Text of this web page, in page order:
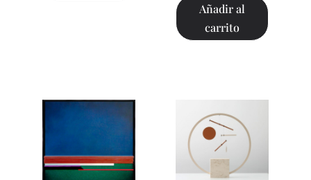
Añadir al
carrito